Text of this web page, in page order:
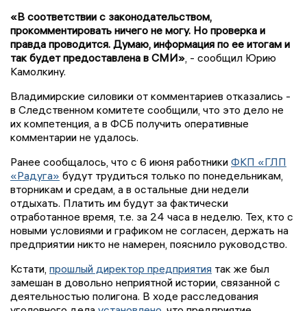
«В соответствии с законодательством,
прокомментировать ничего не могу. Но проверка и
правда проводится. Думаю, информация по ее итогам и
так будет предоставлена в СМИ», - сообщил Юрию
Камолкину.
Владимирские силовики от комментариев отказались -
в Следственном комитете сообщили, что это дело не
их компетенция, а в ФСБ получить оперативные
комментарии не удалось.
Ранее сообщалось, что с 6 июня работники ФКП «ГЛП
«Радуга» будут трудиться только по понедельникам,
вторникам и средам, а в остальные дни недели
отдыхать. Платить им будут за фактически
отработанное время, т.е. за 24 часа в неделю. Тех, кто с
новыми условиями и графиком не согласен, держать на
предприятии никто не намерен, пояснило руководство.
Кстати, прошлый директор предприятия так же был
замешан в довольно неприятной истории, связанной с
деятельностью полигона. В ходе расследования